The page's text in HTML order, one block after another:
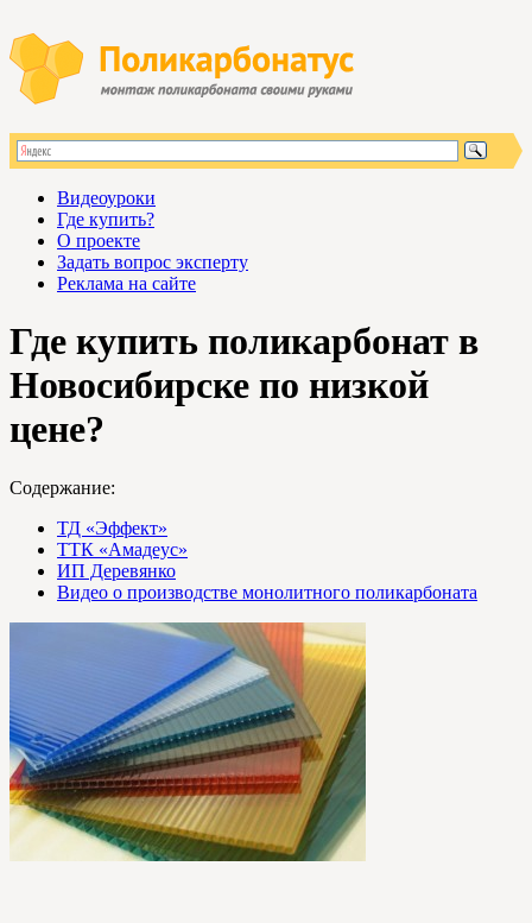
Видеоуроки
Где купить?
О проекте
Задать вопрос эксперту
Реклама на сайте
Где купить поликарбонат в
Новосибирске по низкой
цене?
Содержание:
ТД «Эффект»
ТТК «Амадеус»
ИП Деревянко
Видео о производстве монолитного поликарбоната